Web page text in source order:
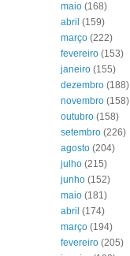
maio (168)
abril (159)
março (222)
fevereiro (153)
janeiro (155)
dezembro (188)
novembro (158)
outubro (158)
setembro (226)
agosto (204)
julho (215)
junho (152)
maio (181)
abril (174)
março (194)
fevereiro (205)